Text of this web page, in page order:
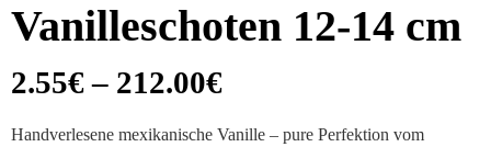
Vanilleschoten 12-14 cm
2.55€ – 212.00€
Handverlesene mexikanische Vanille – pure Perfektion vom